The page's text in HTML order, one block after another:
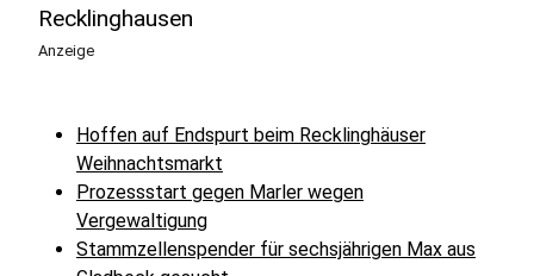
Recklinghausen
Anzeige
Hoffen auf Endspurt beim Recklinghäuser
Weihnachtsmarkt
Prozessstart gegen Marler wegen
Vergewaltigung
Stammzellenspender für sechsjährigen Max aus